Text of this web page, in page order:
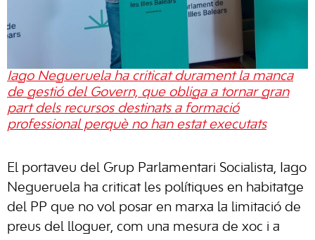
Iago Negueruela ha criticat durament la manca
de gestió del Govern, que obliga a tornar gran
part dels recursos destinats a formació
professional perquè no han estat executats
El portaveu del Grup Parlamentari Socialista, Iago
Negueruela ha criticat les polítiques en habitatge
del PP que no vol posar en marxa la limitació de
preus del lloguer, com una mesura de xoc i a